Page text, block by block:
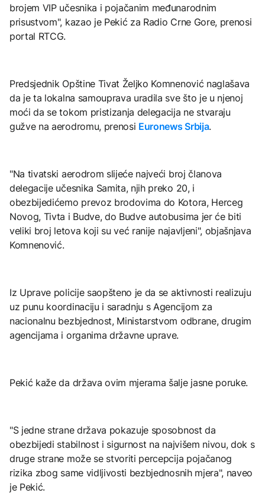
brojem VIP učesnika i pojačanim međunarodnim
prisustvom", kazao je Pekić za Radio Crne Gore, prenosi
portal RTCG.
Predsjednik Opštine Tivat Željko Komnenović naglašava
da je ta lokalna samouprava uradila sve što je u njenoj
moći da se tokom pristizanja delegacija ne stvaraju
gužve na aerodromu, prenosi Euronews Srbija.
"Na tivatski aerodrom slijeće najveći broj članova
delegacije učesnika Samita, njih preko 20, i
obezbijedićemo prevoz brodovima do Kotora, Herceg
Novog, Tivta i Budve, do Budve autobusima jer će biti
veliki broj letova koji su već ranije najavljeni", objašnjava
Komnenović.
Iz Uprave policije saopšteno je da se aktivnosti realizuju
uz punu koordinaciju i saradnju s Agencijom za
nacionalnu bezbjednost, Ministarstvom odbrane, drugim
agencijama i organima državne uprave.
Pekić kaže da država ovim mjerama šalje jasne poruke.
"S jedne strane država pokazuje sposobnost da
obezbijedi stabilnost i sigurnost na najvišem nivou, dok s
druge strane može se stvoriti percepcija pojačanog
rizika zbog same vidljivosti bezbjednosnih mjera", naveo
je Pekić.